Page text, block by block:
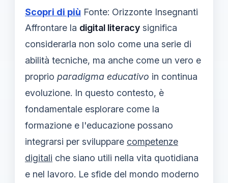
Scopri di più Fonte: Orizzonte Insegnanti
Affrontare la digital literacy significa
considerarla non solo come una serie di
abilità tecniche, ma anche come un vero e
proprio paradigma educativo in continua
evoluzione. In questo contesto, è
fondamentale esplorare come la
formazione e l'educazione possano
integrarsi per sviluppare competenze
digitali che siano utili nella vita quotidiana
e nel lavoro. Le sfide del mondo moderno